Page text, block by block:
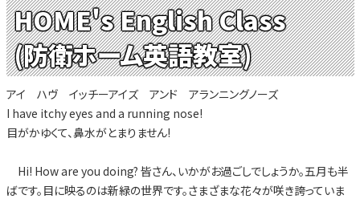
HOME's English Class
(防衛ホーム英語教室)
アイ ハヴ イッチーアイズ アンド アランニングノーズ
I have itchy eyes and a running nose!
目がかゆくて、鼻水がとまりません!
Hi! How are you doing? 皆さん、いかがお過ごしでしょうか。五月も半
ばです。目に映るのは新緑の世界です。さまざまな花々が咲き誇っていま